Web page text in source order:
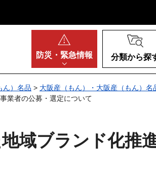
防災・ 緊急情報 分類から探
ん）名品 > 大阪産（もん）・大阪産（もん）名
業者の公募・選定について
域ブランド化推